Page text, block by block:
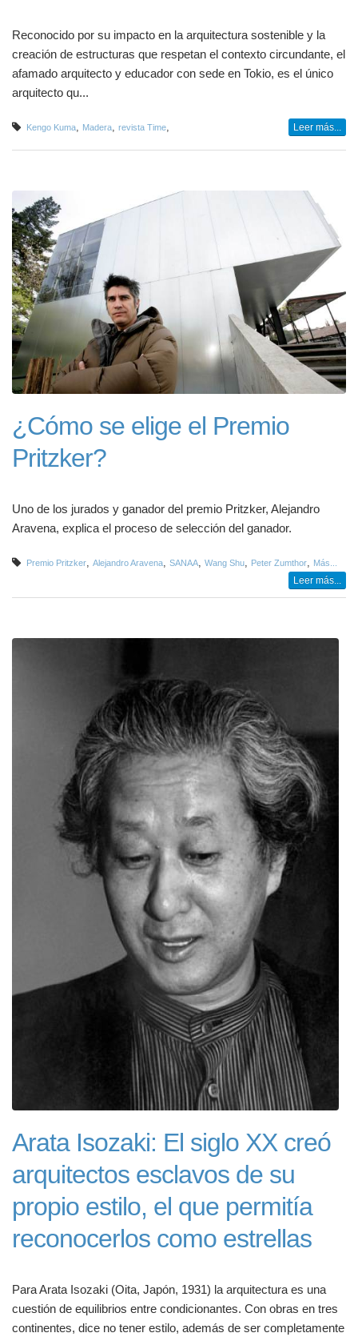
Reconocido por su impacto en la arquitectura sostenible y la
creación de estructuras que respetan el contexto circundante, el
afamado arquitecto y educador con sede en Tokio, es el único
arquitecto qu...
Kengo Kuma, Madera, revista Time, Leer más...
¿Cómo se elige el Premio
Pritzker?
Uno de los jurados y ganador del premio Pritzker, Alejandro
Aravena, explica el proceso de selección del ganador.
Premio Pritzker Alejandro Aravena SANAA Wang Shu Peter Zumthor Más...
Leer más...
Arata Isozaki: El siglo XX creó
arquitectos esclavos de su
propio estilo, el que permitía
reconocerlos como estrellas
Para Arata Isozaki (Oita, Japón, 1931) la arquitectura es una
cuestión de equilibrios entre condicionantes. Con obras en tres
continentes, dice no tener estilo, además de ser completamente